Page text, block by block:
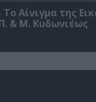
Το Αίνιγμα της
& Μ. Κυδωνιέως